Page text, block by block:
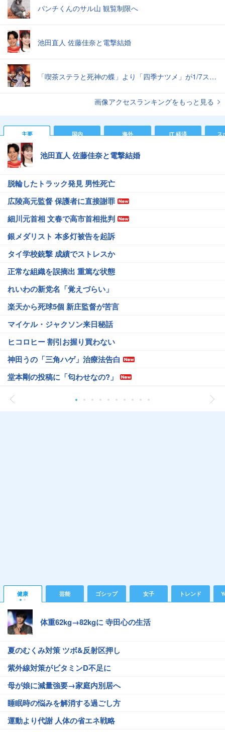
パンチくんのサル山 観覧制限へ
池田直人 佐藤佳奈と電撃結婚
「喫茶ステラと死神の蝶」より「四季ナツメ」が1/7スケールフィギュアに。2025年5月発売予定
画像アクセスランキングをもっと見る
主要 国内 海外 IT 経済 ス
池田直人 佐藤佳奈と電撃結婚
脱輪したトラック発見 男性死亡
広陵高元監督 保護者に直接謝罪
細川元首相 文春で高市首相批判
銀メダリスト 本多灯被告を起訴
タイ学校銃撃 成績でストレスか
正常な組織を誤摘出 重篤な状態
れいわの新党名「覚えづらい」
楽天から死球5個 新庄監督が苦言
マイケル・ジャクソン来日秘話
ヒコロヒー 割引お握り買わない
神田うの「三角ハゲ」治療法告白
堂本剛の投稿に「匂わせなの?」
健康 芸能 ゴシップ 女子 トレンド
体重62kg→82kgに 寺田心の生活
夏のむくみ対策 ツボ&反射区押し
紫外線対策がビタミンD不足に
母が娘に減量強要→家庭内別居へ
睡眠時の悩みを解消する過ごし方
運動より代謝 人体の省エネ戦略